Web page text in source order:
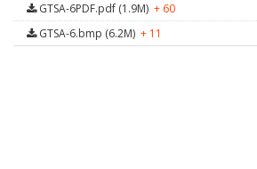
GTSA-6PDF.pdf (1.9M) + 60
GTSA-6.bmp (6.2M) + 11